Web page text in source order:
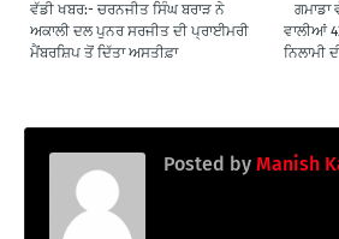
ਗਮਾਡਾ
ਵਾਲੀਆਂ
ਨਿਲਾਮੀ
ਵੱਡੀ ਖਬਰ:- ਚਰਨਜੀਤ ਸਿੰਘ ਬਰਾੜ ਨੇ
ਅਕਾਲੀ ਦਲ ਪੁਨਰ ਸਰਜੀਤ ਦੀ ਪ੍ਰਾਈਮਰੀ
ਮੈਂਬਰਸ਼ਿਪ ਤੋਂ ਦਿੱਤਾ ਅਸਤੀਫ਼ਾ
Posted by Manish